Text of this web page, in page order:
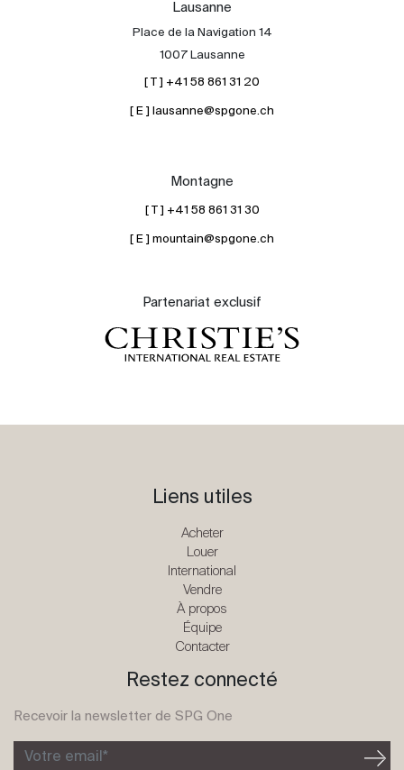
Lausanne
Place de la Navigation 14
1007 Lausanne
[ T ] +41 58 861 31 20
[ E ] lausanne@spgone.ch
Montagne
[ T ] +41 58 861 31 30
[ E ] mountain@spgone.ch
Partenariat exclusif
Liens utiles
Acheter
Louer
International
Vendre
À propos
Équipe
Contacter
Restez connecté
Recevoir la newsletter de SPG One
Votre email*